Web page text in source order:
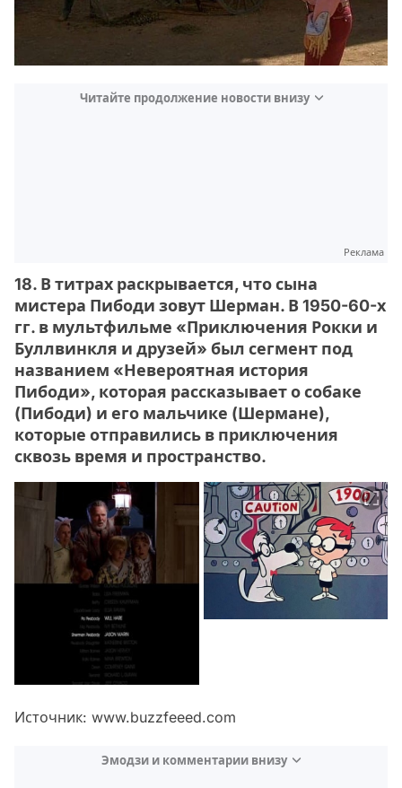
Читайте продолжение новости внизу
Реклама
18. В титрах раскрывается, что сына
мистера Пибоди зовут Шерман. В 1950-60-х
гг. в мультфильме «Приключения Рокки и
Буллвинкля и друзей» был сегмент под
названием «Невероятная история
Пибоди», которая рассказывает о собаке
(Пибоди) и его мальчике (Шермане),
которые отправились в приключения
сквозь время и пространство.
Источник: www.buzzfeeed.com
Эмодзи и комментарии внизу